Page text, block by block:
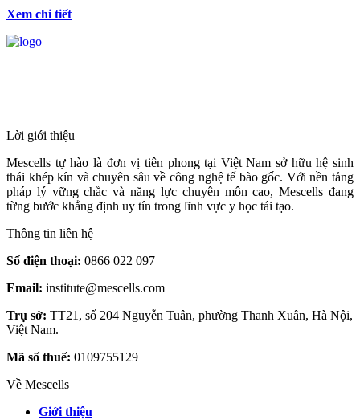
Xem chi tiết
Lời giới thiệu
Mescells tự hào là đơn vị tiên phong tại Việt Nam sở hữu hệ sinh
thái khép kín và chuyên sâu về công nghệ tế bào gốc. Với nền tảng
pháp lý vững chắc và năng lực chuyên môn cao, Mescells đang
từng bước khẳng định uy tín trong lĩnh vực y học tái tạo.
Thông tin liên hệ
Số điện thoại: 0866 022 097
Email: institute@mescells.com
Trụ sở: TT21, số 204 Nguyễn Tuân, phường Thanh Xuân, Hà Nội,
Việt Nam.
Mã số thuế: 0109755129
Về Mescells
Giới thiệu